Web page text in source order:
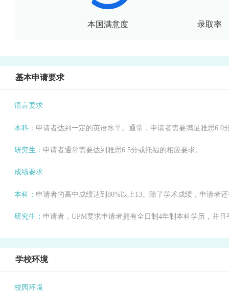
本国满意度 录取率
基本申请要求
语言要求
本科： 申请者达到一定的英语水平。通常，申请者需要满足雅思6.0
研究生： 申请者通常需要达到雅思6.5分或托福的相应要求。
成绩要求
本科： 申请者的高中成绩达到80%以上13。除了学术成绩，申请者
研究生： 申请者，UPM要求申请者拥有全日制4年制本科学历，并
学校环境
校园环境